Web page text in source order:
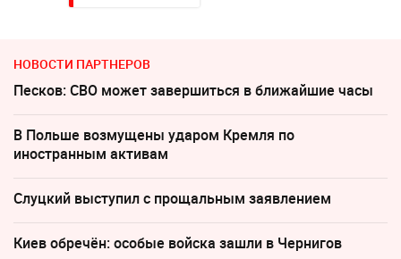
НОВОСТИ ПАРТНЕРОВ
Песков: СВО может завершиться в ближайшие часы
В Польше возмущены ударом Кремля по
иностранным активам
Слуцкий выступил с прощальным заявлением
Киев обречён: особые войска зашли в Чернигов